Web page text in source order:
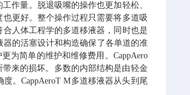
工作量。脱退吸嘴的操作也更加轻松、
更好。整个操作过程只需要将多道吸
人体工程学的多道移液器，同时也是
器的活塞设计和构造确保了各单道的准
为简单的维护和维修费用。 CappAero
来的损坏。多数的内部结构是由轻金
度。CappAeroT M多道移液器从头到尾